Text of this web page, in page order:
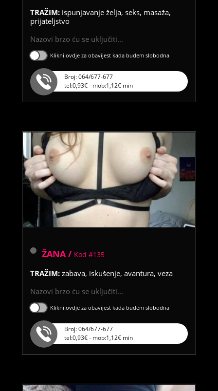
TRAŽIM: ispunjavanje želja, seks, masaža,
prijateljstvo
Nazovi brzo ću se uključiti...
Klikni ovdje za obavijest kada budem slobodna
Broj: 064/677-677
tel:0,93€ - mob:1,12€ min
ŽANA / Kod #135
TRAŽIM: zabava, iskušenje, avantura, veza
Nazovi brzo ću se uključiti...
Klikni ovdje za obavijest kada budem slobodna
Broj: 064/677-677
tel:0,93€ - mob:1,12€ min